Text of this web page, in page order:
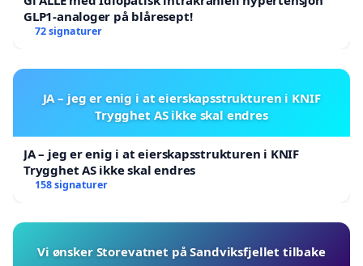
GLP1-analoger på blåresept!
72 signaturer
JA – jeg er enig i at eierskapsstrukturen i KNIF
Trygghet AS ikke skal endres
JA – jeg er enig i at eierskapsstrukturen i KNIF
Trygghet AS ikke skal endres
158 signaturer
Vi ønsker Storevatnet på Sandviksfjellet tilbake